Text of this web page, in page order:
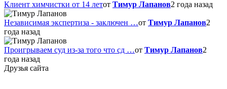
Клиент химчистки от 14 летот Тимур Лапанов2 года назад
Независимая экспертиза - заключен …от Тимур Лапанов2
года назад
Проигрываем суд из-за того что сд …от Тимур Лапанов2
года назад
Друзья сайта